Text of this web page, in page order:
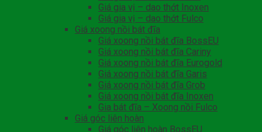
Giá gia vị – dao thớt Inoxen
Giá gia vị – dao thớt Fulco
Giá xoong nồi bát đĩa
Giá xoong nồi bát đĩa BossEU
Giá xoong nồi bát đĩa Cariny
Giá xoong nồi bát đĩa Eurogold
Giá xoong nồi bát đĩa Garis
Giá xoong nồi bát đĩa Grob
Giá xoong nồi bát đĩa Inoxen
Gia bát đĩa – Xoong nồi Fulco
Giá góc liên hoàn
Giá góc liên hoàn BossEU